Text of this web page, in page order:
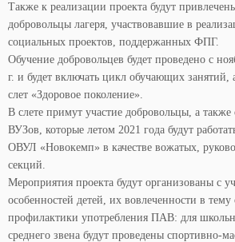
Также к реализации проекта будут
добровольцы лагеря, участвовавшие в
социальных проектов, поддержанных ФПГ.
Обучение добровольцев будет проведено с
г. и будет включать цикл обучающих
слет «Здоровое поколение».
В слете примут участие добровольцы, а
ВУЗов, которые летом 2021 года будут
ОВУЛ «Новокемп» в качестве вожатых,
секций.
Мероприятия проекта будут организованы с
особенностей детей, их вовлеченности в тему
профилактики употребления ПАВ: для
среднего звена будут проведены спортивно-